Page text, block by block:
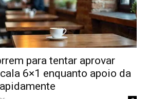
para tentar aprovar
6×1 enquanto apoio da